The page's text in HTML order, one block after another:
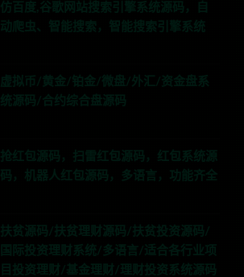
仿百度,谷歌网站搜索引擎系统源码，自
动爬虫、智能搜索，智能搜索引擎系统
虚拟币/黄金/铂金/微盘/外汇/资金盘系
统源码/合约综合盘源码
抢红包源码，扫雷红包源码，红包系统源
码，机器人红包源码，多语言，功能齐全
扶贫源码/扶贫理财源码/扶贫投资源码/
国际投资理财系统/多语言/适合各行业项
目投资理财/基金理财/理财投资系统源码